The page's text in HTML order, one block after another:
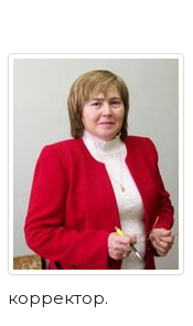
корректор.